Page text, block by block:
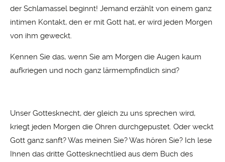
der Schlamassel beginnt! Jemand erzählt von einem ganz
intimen Kontakt, den er mit Gott hat, er wird jeden Morgen
von ihm geweckt.
Kennen Sie das, wenn Sie am Morgen die Augen kaum
aufkriegen und noch ganz lärmempfindlich sind?
Unser Gottesknecht, der gleich zu uns sprechen wird,
kriegt jeden Morgen die Ohren durchgepustet. Oder weckt
Gott ganz sanft? Was meinen Sie? Was hören Sie? Ich lese
Ihnen das dritte Gottesknechtlied aus dem Buch des